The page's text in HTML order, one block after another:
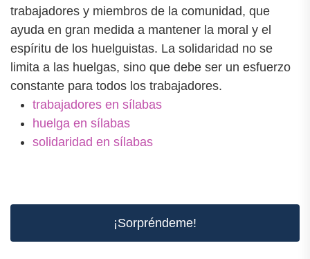
trabajadores y miembros de la comunidad, que
ayuda en gran medida a mantener la moral y el
espíritu de los huelguistas. La solidaridad no se
limita a las huelgas, sino que debe ser un esfuerzo
constante para todos los trabajadores.
trabajadores en sílabas
huelga en sílabas
solidaridad en sílabas
¡Sorpréndeme!